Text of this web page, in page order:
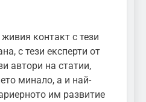
контакт с тези
с тези експерти от
автори на статии,
минало, а и най-
им развитие